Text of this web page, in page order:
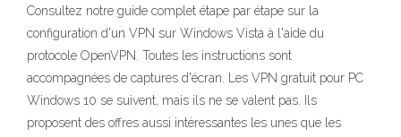
Consultez notre guide complet étape par étape sur la
configuration d'un VPN sur Windows Vista à l'aide du
protocole OpenVPN. Toutes les instructions sont
accompagnées de captures d'écran. Les VPN gratuit pour PC
Windows 10 se suivent, mais ils ne se valent pas. Ils
proposent des offres aussi intéressantes les unes que les